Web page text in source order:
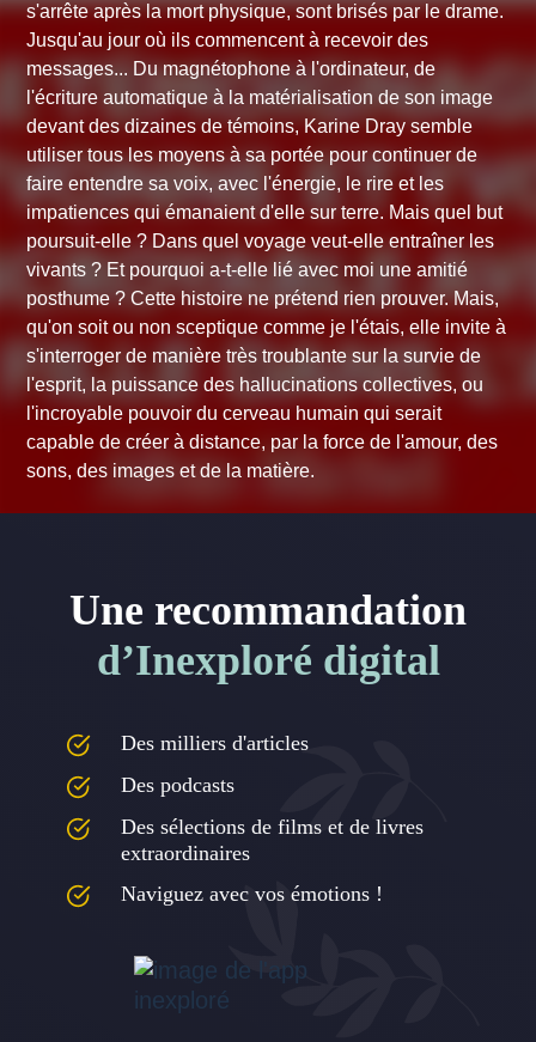
s'arrête après la mort physique, sont brisés par le drame.
Jusqu'au jour où ils commencent à recevoir des
messages... Du magnétophone à l'ordinateur, de
l'écriture automatique à la matérialisation de son image
devant des dizaines de témoins, Karine Dray semble
utiliser tous les moyens à sa portée pour continuer de
faire entendre sa voix, avec l'énergie, le rire et les
impatiences qui émanaient d'elle sur terre. Mais quel but
poursuit-elle ? Dans quel voyage veut-elle entraîner les
vivants ? Et pourquoi a-t-elle lié avec moi une amitié
posthume ? Cette histoire ne prétend rien prouver. Mais,
qu'on soit ou non sceptique comme je l'étais, elle invite à
s'interroger de manière très troublante sur la survie de
l'esprit, la puissance des hallucinations collectives, ou
l'incroyable pouvoir du cerveau humain qui serait
capable de créer à distance, par la force de l'amour, des
sons, des images et de la matière.
Une recommandation
d’Inexploré digital
Des milliers d'articles
Des podcasts
Des sélections de films et de livres
extraordinaires
Naviguez avec vos émotions !